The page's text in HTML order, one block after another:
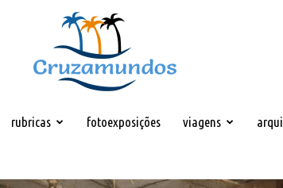
rubricas fotoexposições viagens